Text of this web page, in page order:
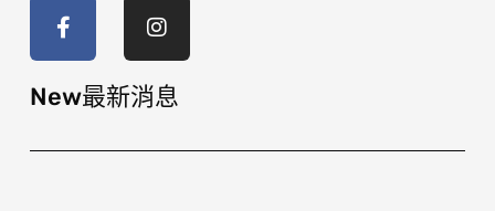
c
o
-
s
g
r
m
New最新消息